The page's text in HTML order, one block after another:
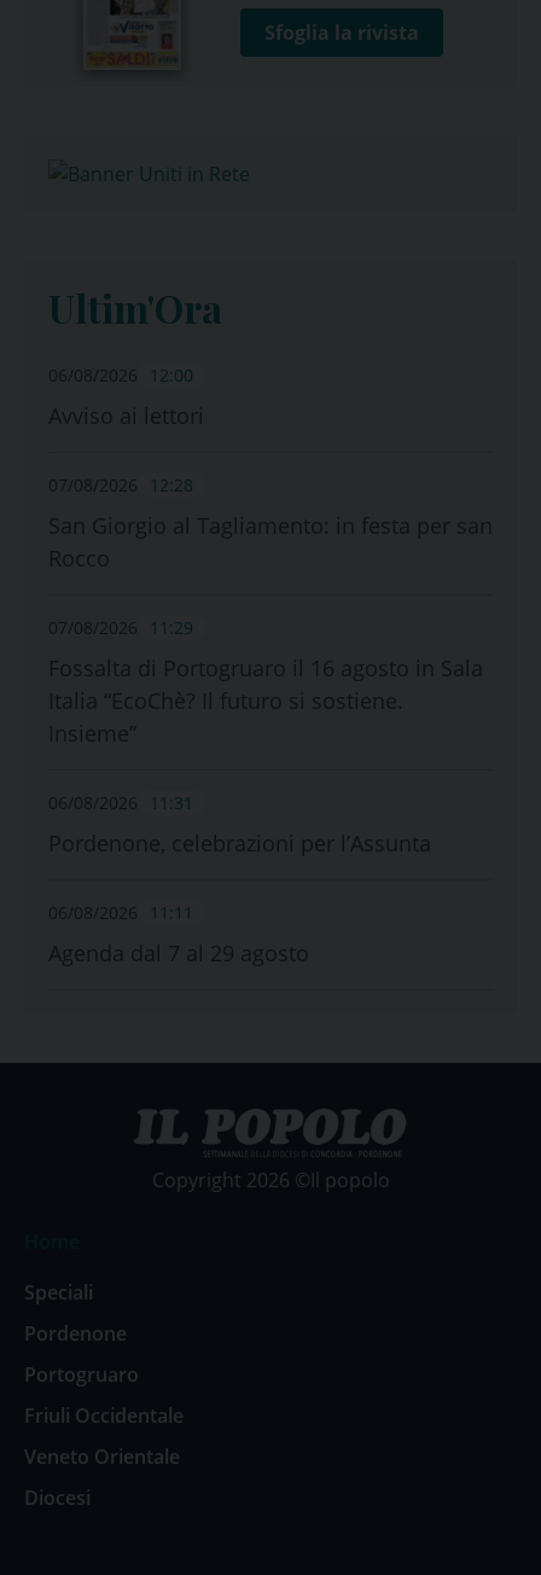
Sfoglia la rivista
Ultim'Ora
06/08/2026 12:00
Avviso ai lettori
07/08/2026 12:28
San Giorgio al Tagliamento: in festa per san
Rocco
07/08/2026 11:29
Fossalta di Portogruaro il 16 agosto in Sala
Italia “EcoChè? Il futuro si sostiene.
Insieme”
06/08/2026 11:31
Pordenone, celebrazioni per l’Assunta
06/08/2026 11:11
Agenda dal 7 al 29 agosto
Copyright 2026 ©Il popolo
Speciali
Pordenone
Portogruaro
Friuli Occidentale
Veneto Orientale
Diocesi